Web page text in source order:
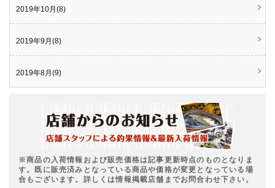
2019年10月(8)
2019年9月(8)
2019年8月(9)
※商品の入荷情報および販売価格は記事更新時点のものとなりま
す。既に販売済みとなっている商品や価格が変更となっている場
合もございます。詳しくは情報掲載店舗までお問合わせ下さい。